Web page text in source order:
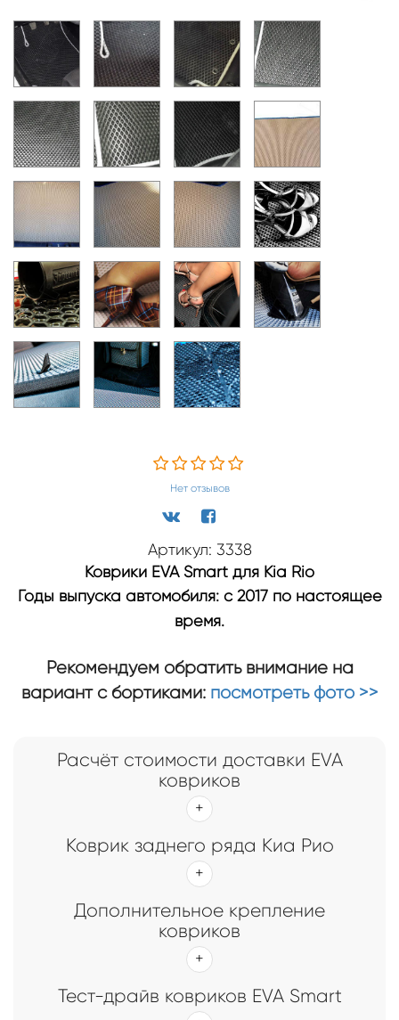
Нет отзывов
Артикул: 3338
Коврики EVA Smart для Kia Rio
Годы выпуска автомобиля: с 2017 по настоящее
время.
Рекомендуем обратить внимание на
вариант с бортиками: посмотреть фото >>
Расчёт стоимости доставки EVA
ковриков
Коврик заднего ряда Киа Рио
Дополнительное крепление
ковриков
Тест-драйв ковриков EVA Smart